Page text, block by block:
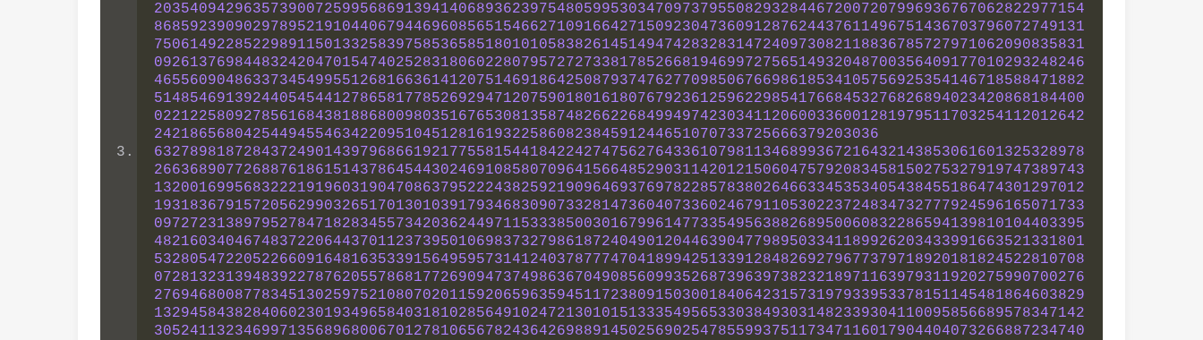
20354094296357390072599568691394140689362397548059953034709737955082932844672007207996936767062822977154
86859239090297895219104406794469608565154662710916642715092304736091287624437611496751436703796072749131
75061492285229891150133258397585365851801010583826145149474283283147240973082118836785727971062090835831
09261376984483242047015474025283180602280795727273381785266819469972756514932048700356409177010293248246
46556090486337345499551268166361412075146918642508793747627709850676698618534105756925354146718588471882
51485469139244054544127865817785269294712075901801618076792361259622985417668453276826894023420868184400
02212258092785616843818868009803516765308135874826622684994974230341120600336001281979511703254112012642
242186568042544945546342209510451281619322586082384591244651070733725666379203036
63278981872843724901439796866192177558154418422427475627643361079811346899367216432143853061601325328978
26636890772688761861514378645443024691085807096415664852903114201215060475792083458150275327919747389743
13200169956832221919603190470863795222438259219096469376978228578380264663345353405438455186474301297012
19318367915720562990326517013010391793468309073328147360407336024679110530223724834732777924596165071733
09727231389795278471828345573420362449711533385003016799614773354956388268950060832286594139810104403395
48216034046748372206443701123739501069837327986187240490120446390477989503341189926203433991663521331801
53280547220522660916481635339156495957314124037877747041899425133912848269279677379718920181824522810708
07281323139483922787620557868177269094737498636704908560993526873963973823218971163979311920275990700276
27694680087783451302597521080702011592065963594511723809150300184064231573197933953378151145481864603829
13294584382840602301934965840318102856491024721301015133354956533038493031482339304110095856689578347142
30524113234699713568968006701278106567824364269889145025690254785599375117347116017904404073266887234740